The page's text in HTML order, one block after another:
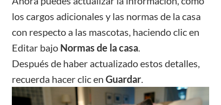
los cargos adicionales y las normas de la casa
con respecto a las mascotas, haciendo clic en
Editar bajo Normas de la casa
Después de haber actualizado estos detalles,
recuerda hacer clic en Guardar